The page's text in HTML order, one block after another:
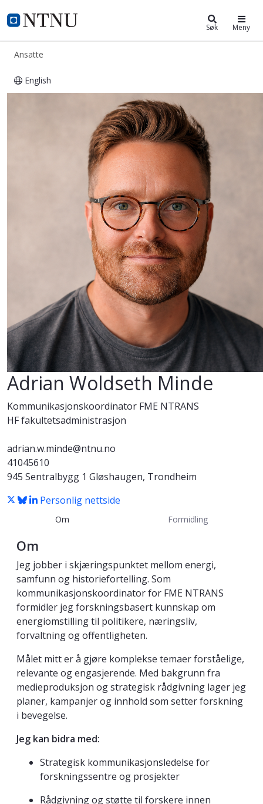
NTNU Hjemmeside
ntnu.no Søk Meny
Ansatte
English
Adrian Woldseth Minde
Adrian Woldseth Minde
Kommunikasjonskoordinator FME NTRANS
HF fakultetsadministrasjon
adrian.w.minde@ntnu.no
41045610
945 Sentralbygg 1 Gløshaugen, Trondheim
Personlig nettside
Om Formidling
Om
Jeg jobber i skjæringspunktet mellom energi,
samfunn og historiefortelling. Som
kommunikasjonskoordinator for FME NTRANS
formidler jeg forskningsbasert kunnskap om
energiomstilling til politikere, næringsliv,
forvaltning og offentligheten.
Målet mitt er å gjøre komplekse temaer forståelige,
relevante og engasjerende. Med bakgrunn fra
medieproduksjon og strategisk rådgivning lager jeg
planer, kampanjer og innhold som setter forskning
i bevegelse.
Jeg kan bidra med:
Strategisk kommunikasjonsledelse for
forskningssentre og prosjekter
Rådgivning og støtte til forskere innen